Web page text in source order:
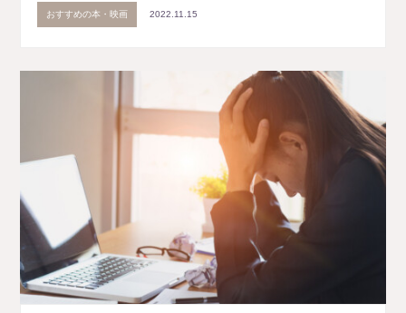
おすすめの本・映画 2022.11.15